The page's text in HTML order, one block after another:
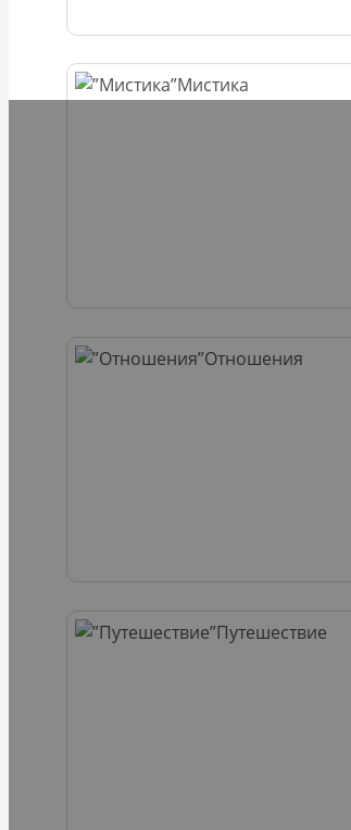
Мистика
Отношения
Путешествие